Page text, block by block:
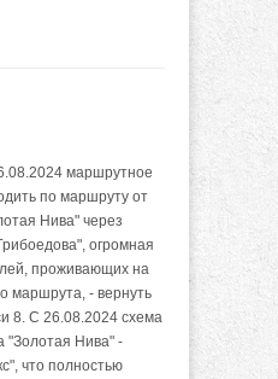
маршрутное
по маршруту от
Нива" через
огромная
проживающих на
маршрута, - вернуть
8. С 26.08.2024 схема
"Золотая Нива" -
что полностью